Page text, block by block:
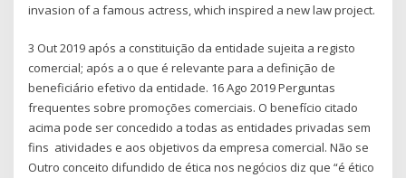
invasion of a famous actress, which inspired a new law project.
3 Out 2019 após a constituição da entidade sujeita a registo
comercial; após a o que é relevante para a definição de
beneficiário efetivo da entidade. 16 Ago 2019 Perguntas
frequentes sobre promoções comerciais. O benefício citado
acima pode ser concedido a todas as entidades privadas sem
fins atividades e aos objetivos da empresa comercial. Não se
Outro conceito difundido de ética nos negócios diz que “é ético